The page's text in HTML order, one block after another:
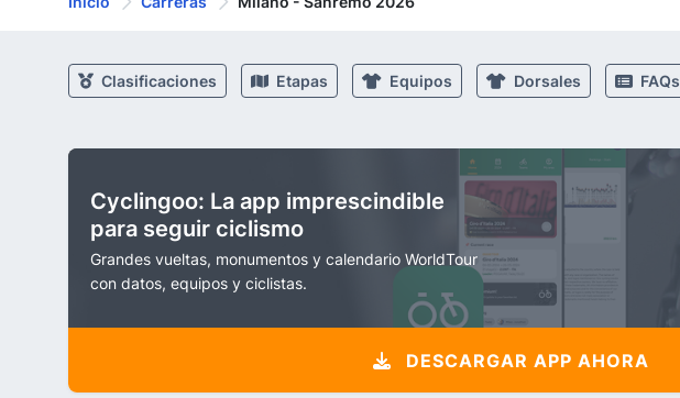
Clasificaciones Etapas Equipos Dorsales FAQs
Cyclingoo: La app imprescindible
para seguir ciclismo
Grandes vueltas, monumentos y calendario WorldTour
con datos, equipos y ciclistas.
DESCARGAR APP AHORA